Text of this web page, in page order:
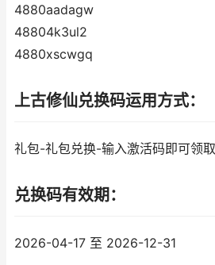
4880aadagw
48804k3ul2
4880xscwgq
上古修仙兑换码运用方式：
礼包-礼包兑换-输入激活码即可领取
兑换码有效期：
2026-04-17 至 2026-12-31